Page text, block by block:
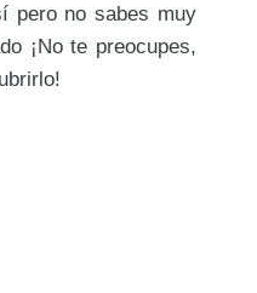
pero no sabes muy
¡No te preocupes,